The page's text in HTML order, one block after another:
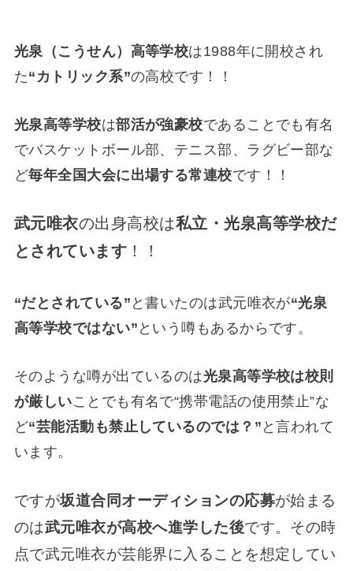
光泉（こうせん）高等学校は1988年に開校され
た“カトリック系”の高校です！！
光泉高等学校は部活が強豪校であることでも有名
でバスケットボール部、テニス部、ラグビー部な
ど毎年全国大会に出場する常連校です！！
武元唯衣の出身高校は私立・光泉高等学校だ
とされています ！！
“だとされている” と書いたのは武元唯衣が“光泉
高等学校ではない” という噂もあるからです。
そのような噂が出ているのは光泉高等学校は校則
が厳しいことでも有名で“携帯電話の使用禁止”な
ど“芸能活動も禁止しているのでは？” と言われて
います。
ですが坂道合同オーディションの応募が始まる
のは武元唯衣が高校へ進学した後です。その時
点で武元唯衣が芸能界に入ることを想定してい